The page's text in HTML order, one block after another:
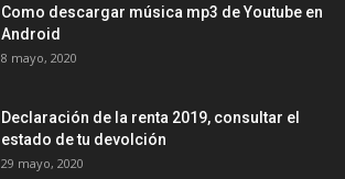
Como descargar música mp3 de Youtube en
Android
8 mayo, 2020
Declaración de la renta 2019, consultar el
estado de tu devolción
29 mayo, 2020